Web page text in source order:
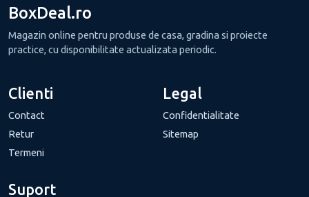
BoxDeal.ro
Magazin online pentru produse de casa, gradina si proiecte
practice, cu disponibilitate actualizata periodic.
Clienti
Contact
Retur
Termeni
Legal
Confidentialitate
Sitemap
Suport